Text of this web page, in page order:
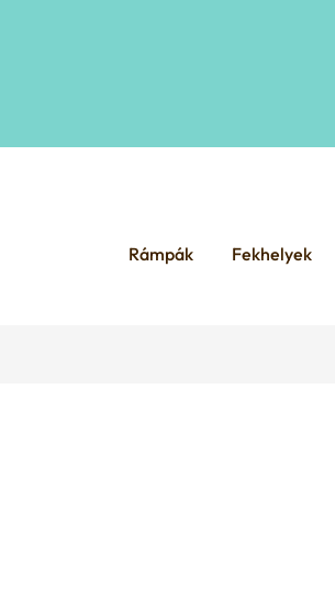
navigation
contentRámpák Fekhelyek